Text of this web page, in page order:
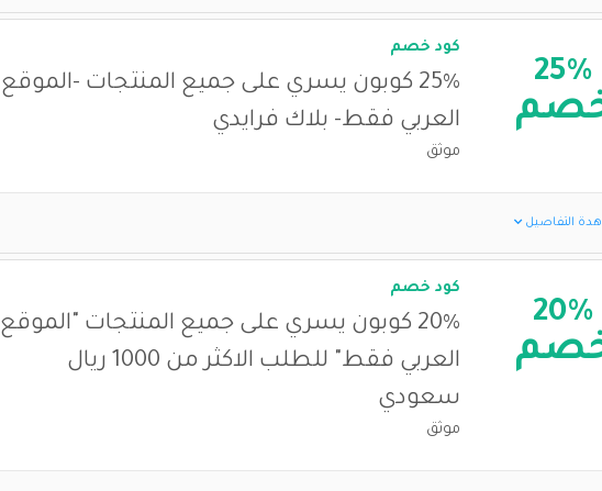
25%
كود خصم
25% كوبون يسري على جميع المنتجات -الموقع
العربي فقط- بلاك فرايدي
موثق
التفاصيل
20%
كود خصم
20% كوبون يسري على جميع المنتجات "الموقع
العربي فقط" للطلب الاكثر من 1000 ريال
سعودي
موثق